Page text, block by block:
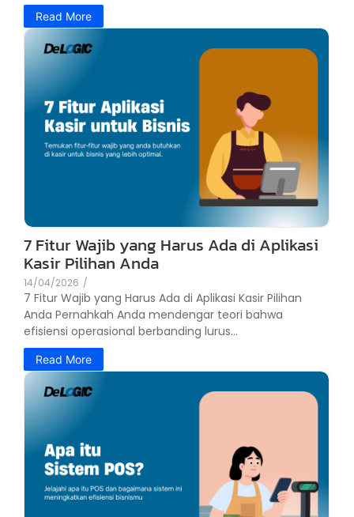
Read More
7 Fitur Wajib yang Harus Ada di Aplikasi
Kasir Pilihan Anda
14/04/2026 /
7 Fitur Wajib yang Harus Ada di Aplikasi Kasir Pilihan
Anda Pernahkah Anda mendengar teori bahwa
efisiensi operasional berbanding lurus...
Read More